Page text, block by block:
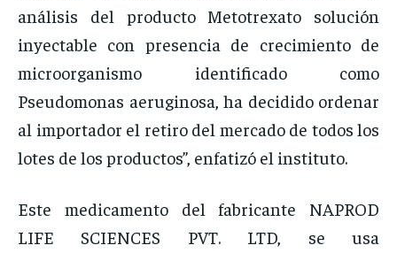
análisis del producto Metotrexato solución
inyectable con presencia de crecimiento de
microorganismo identificado como
Pseudomonas aeruginosa, ha decidido ordenar
al importador el retiro del mercado de todos los
lotes de los productos”, enfatizó el instituto.
Este medicamento del fabricante NAPROD
LIFE SCIENCES PVT. LTD, se usa